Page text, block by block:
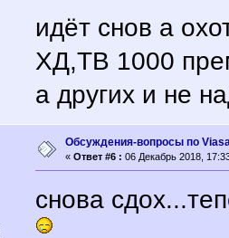
идёт снов а
ХД,ТВ 1000
а других и не
Обсуждения-вопросы по
« Ответ #6 : 06 Декабрь 2018,
снова